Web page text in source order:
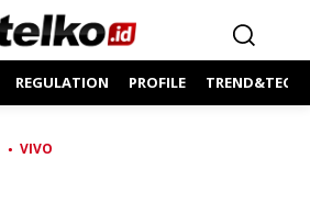
REGULATION PROFILE
VIVO